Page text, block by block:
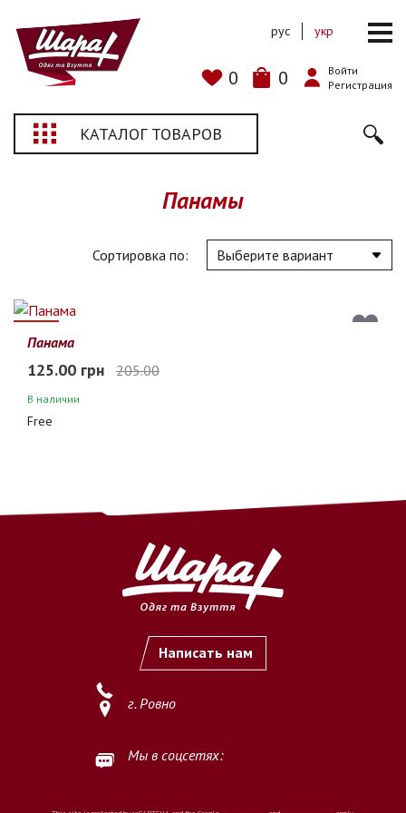
0 0
Войти
Регистрация
рус укр
КАТАЛОГ ТОВАРОВ
Панамы
Сортировка по:
39%
Панама
125.00 грн 205.00
В наличии
Free
Написать нам
г. Ровно
Мы в соцсетях: